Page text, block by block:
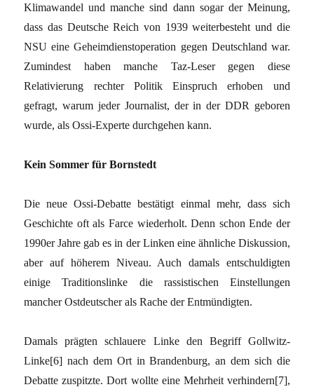
Klimawandel und manche sind dann sogar der Meinung,
dass das Deutsche Reich von 1939 weiterbesteht und die
NSU eine Geheimdienstoperation gegen Deutschland war.
Zumindest haben manche Taz-Leser gegen diese
Relativierung rechter Politik Einspruch erhoben und
gefragt, warum jeder Journalist, der in der DDR geboren
wurde, als Ossi-Experte durchgehen kann.
Kein Sommer für Bornstedt
Die neue Ossi-Debatte bestätigt einmal mehr, dass sich
Geschichte oft als Farce wiederholt. Denn schon Ende der
1990er Jahre gab es in der Linken eine ähnliche Diskussion,
aber auf höherem Niveau. Auch damals entschuldigten
einige Traditionslinke die rassistischen Einstellungen
mancher Ostdeutscher als Rache der Entmündigten.
Damals prägten schlauere Linke den Begriff Gollwitz-
Linke[6] nach dem Ort in Brandenburg, an dem sich die
Debatte zuspitzte. Dort wollte eine Mehrheit verhindern[7],